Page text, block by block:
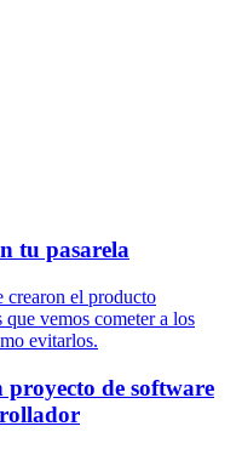
tu pasarela
crearon el producto
vemos cometer a los
evitarlos.
proyecto de software